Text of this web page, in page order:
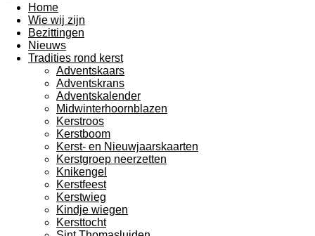
Home
Wie wij zijn
Bezittingen
Nieuws
Tradities rond kerst
Adventskaars
Adventskrans
Adventskalender
Midwinterhoornblazen
Kerstroos
Kerstboom
Kerst- en Nieuwjaarskaarten
Kerstgroep neerzetten
Knikengel
Kerstfeest
Kerstwieg
Kindje wiegen
Kersttocht